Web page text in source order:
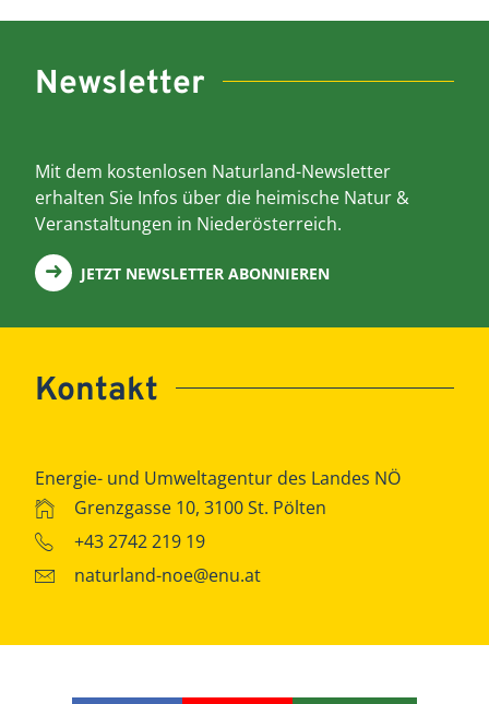
Newsletter
Mit dem kostenlosen Naturland-Newsletter
erhalten Sie Infos über die heimische Natur &
Veranstaltungen in Niederösterreich.
JETZT NEWSLETTER ABONNIEREN
Kontakt
Energie- und Umweltagentur des Landes NÖ
Grenzgasse 10, 3100 St. Pölten
+43 2742 219 19
naturland-noe@enu.at